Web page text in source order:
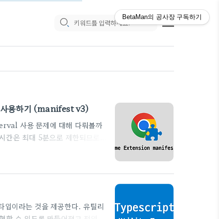
용하기 (manifest v3)
사용 문제에 대해 다뤄볼까
최대 5분으로 제한되므로
럼 callback 함수를 파라미터
이라는 것을 제공한다. 유틸리
BetaMan의 공사장 구독하기